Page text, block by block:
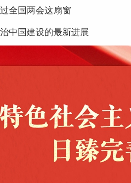
国两会这扇窗
国建设的最新进展